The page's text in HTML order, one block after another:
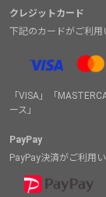
クレジットカード
下記のカードがご利用
「VISA」「
ース」
PayPay
PayPay決済がご利用い